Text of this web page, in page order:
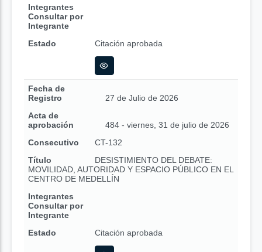
Integrantes
Consultar por
Integrante
Estado
Citación aprobada
Fecha de
Registro
27 de Julio de 2026
Acta de
aprobación
484 - viernes, 31 de julio de 2026
Consecutivo
CT-132
Título
DESISTIMIENTO DEL DEBATE:
MOVILIDAD, AUTORIDAD Y ESPACIO PÚBLICO EN EL
CENTRO DE MEDELLÍN
Integrantes
Consultar por
Integrante
Estado
Citación aprobada